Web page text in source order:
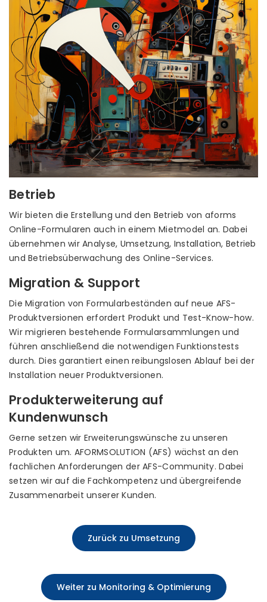
Betrieb
Wir bieten die Erstellung und den Betrieb von aforms
Online-Formularen auch in einem Mietmodel an. Dabei
übernehmen wir Analyse, Umsetzung, Installation, Betrieb
und Betriebsüberwachung des Online-Services.
Migration & Support
Die Migration von Formularbeständen auf neue AFS-
Produktversionen erfordert Produkt und Test-Know-how.
Wir migrieren bestehende Formularsammlungen und
führen anschließend die notwendigen Funktionstests
durch. Dies garantiert einen reibungslosen Ablauf bei der
Installation neuer Produktversionen.
Produkterweiterung auf
Kundenwunsch
Gerne setzen wir Erweiterungswünsche zu unseren
Produkten um. AFORMSOLUTION (AFS) wächst an den
fachlichen Anforderungen der AFS-Community. Dabei
setzen wir auf die Fachkompetenz und übergreifende
Zusammenarbeit unserer Kunden.
Zurück zu Umsetzung
Weiter zu Monitoring & Optimierung